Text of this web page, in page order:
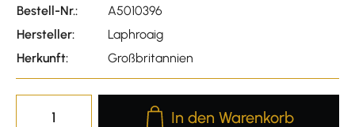
Bestell-Nr.:
A5010396
Hersteller:
Laphroaig
Herkunft:
Großbritannien
Produkt Anzahl: Gib den
In den Warenkorb